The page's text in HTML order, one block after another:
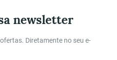
newsletter
Diretamente no seu e-